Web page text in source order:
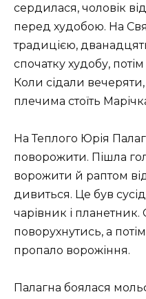
сердилася, чоловік
перед худобою. На
традицією,
спочатку худобу,
Коли сідали вечеряти,
плечима стоїть
На Теплого Юрія
поворожити. Пішла
ворожити й раптом
дивиться. Це був
чарівник і
поворухнутись, а
пропало ворожіння.
Палагна боялася